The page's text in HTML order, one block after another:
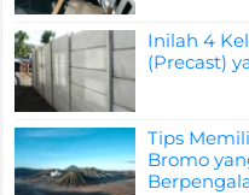
Inilah 4
(Precast)
Tips
Bromo